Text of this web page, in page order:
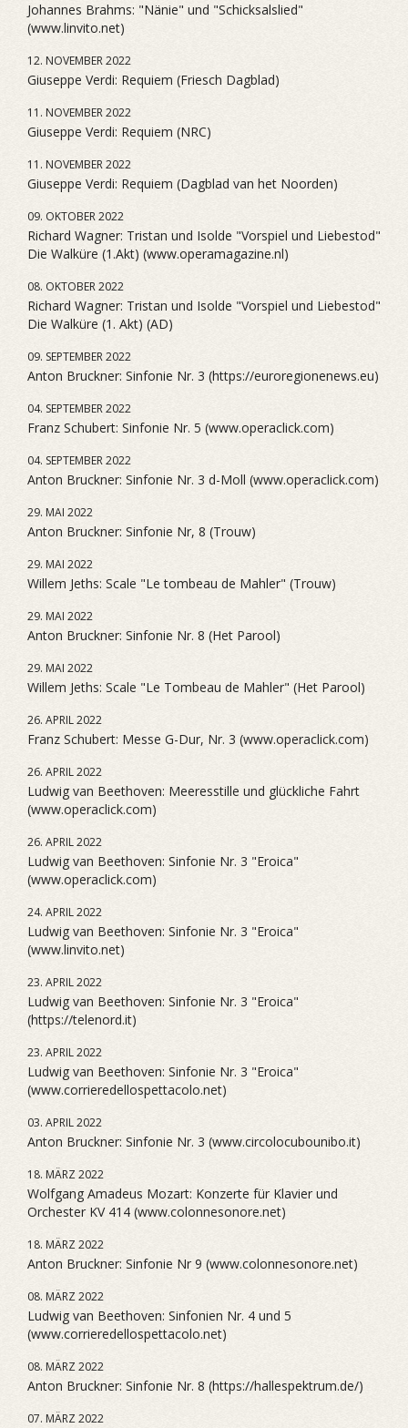
Johannes Brahms: "Nänie" und "Schicksalslied"
(www.linvito.net)
12. NOVEMBER 2022
Giuseppe Verdi: Requiem (Friesch Dagblad)
11. NOVEMBER 2022
Giuseppe Verdi: Requiem (NRC)
11. NOVEMBER 2022
Giuseppe Verdi: Requiem (Dagblad van het Noorden)
09. OKTOBER 2022
Richard Wagner: Tristan und Isolde "Vorspiel und Liebestod"
Die Walküre (1.Akt) (www.operamagazine.nl)
08. OKTOBER 2022
Richard Wagner: Tristan und Isolde "Vorspiel und Liebestod"
Die Walküre (1. Akt) (AD)
09. SEPTEMBER 2022
Anton Bruckner: Sinfonie Nr. 3 (https://euroregionenews.eu)
04. SEPTEMBER 2022
Franz Schubert: Sinfonie Nr. 5 (www.operaclick.com)
04. SEPTEMBER 2022
Anton Bruckner: Sinfonie Nr. 3 d-Moll (www.operaclick.com)
29. MAI 2022
Anton Bruckner: Sinfonie Nr, 8 (Trouw)
29. MAI 2022
Willem Jeths: Scale "Le tombeau de Mahler" (Trouw)
29. MAI 2022
Anton Bruckner: Sinfonie Nr. 8 (Het Parool)
29. MAI 2022
Willem Jeths: Scale "Le Tombeau de Mahler" (Het Parool)
26. APRIL 2022
Franz Schubert: Messe G-Dur, Nr. 3 (www.operaclick.com)
26. APRIL 2022
Ludwig van Beethoven: Meeresstille und glückliche Fahrt
(www.operaclick.com)
26. APRIL 2022
Ludwig van Beethoven: Sinfonie Nr. 3 "Eroica"
(www.operaclick.com)
24. APRIL 2022
Ludwig van Beethoven: Sinfonie Nr. 3 "Eroica"
(www.linvito.net)
23. APRIL 2022
Ludwig van Beethoven: Sinfonie Nr. 3 "Eroica"
(https://telenord.it)
23. APRIL 2022
Ludwig van Beethoven: Sinfonie Nr. 3 "Eroica"
(www.corrieredellospettacolo.net)
03. APRIL 2022
Anton Bruckner: Sinfonie Nr. 3 (www.circolocubounibo.it)
18. MÄRZ 2022
Wolfgang Amadeus Mozart: Konzerte für Klavier und
Orchester KV 414 (www.colonnesonore.net)
18. MÄRZ 2022
Anton Bruckner: Sinfonie Nr 9 (www.colonnesonore.net)
08. MÄRZ 2022
Ludwig van Beethoven: Sinfonien Nr. 4 und 5
(www.corrieredellospettacolo.net)
08. MÄRZ 2022
Anton Bruckner: Sinfonie Nr. 8 (https://hallespektrum.de/)
07. MÄRZ 2022